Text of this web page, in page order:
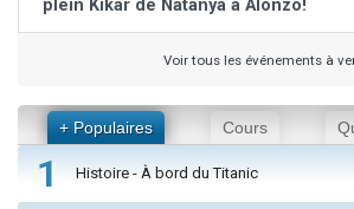
plein Kikar de Natanya à Alonzo!
Voir tous les événements à
+ Populaires Cours
1 Histoire - À bord du Titanic